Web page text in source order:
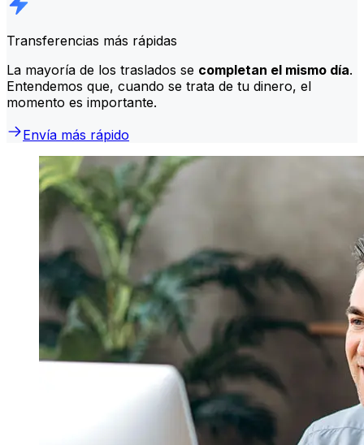
Transferencias más rápidas
La mayoría de los traslados se completan el mismo día.
Entendemos que, cuando se trata de tu dinero, el
momento es importante.
Envía más rápido